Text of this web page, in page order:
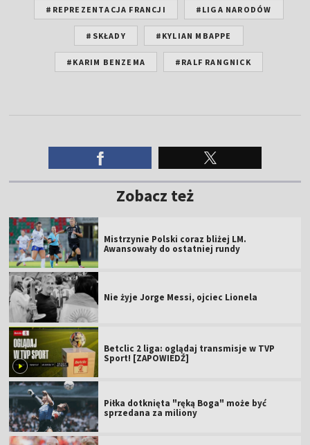
#REPREZENTACJA FRANCJI #LIGA NARODÓW
#SKŁADY #KYLIAN MBAPPE
#KARIM BENZEMA #RALF RANGNICK
Zobacz też
Mistrzynie Polski coraz bliżej LM.
Awansowały do ostatniej rundy
Nie żyje Jorge Messi, ojciec Lionela
Betclic 2 liga: oglądaj transmisje w TVP
Sport! [ZAPOWIEDŹ]
Piłka dotknięta "ręką Boga" może być
sprzedana za miliony